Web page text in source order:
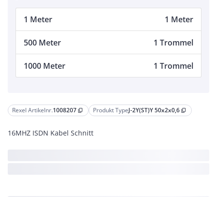
Rexel Artikelnr.1008207 content_copy Produkt TypeJ-2Y(ST)Y 50x2x0,6 content_copy
16MHZ ISDN Kabel Schnitt
1 Meter 1 Meter
500 Meter 1 Trommel
1000 Meter 1 Trommel